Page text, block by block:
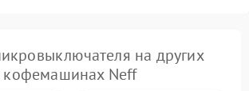
на других
кофемашинах Neff